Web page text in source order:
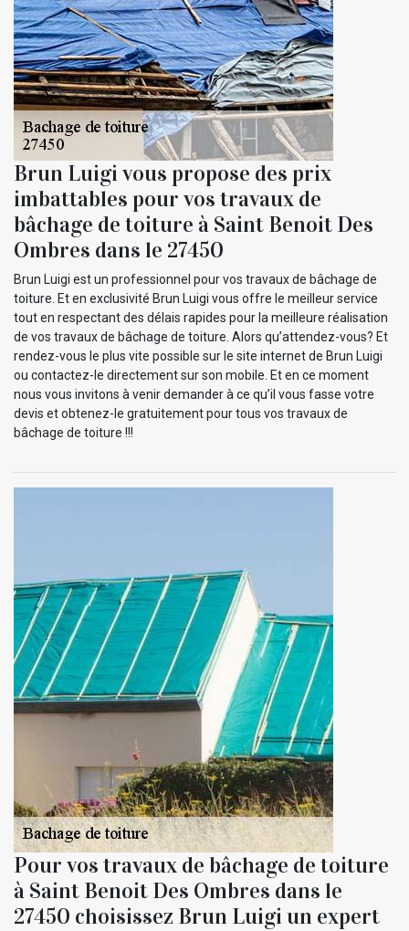
Brun Luigi vous propose des prix
imbattables pour vos travaux de
bâchage de toiture à Saint Benoit Des
Ombres dans le 27450
Brun Luigi est un professionnel pour vos travaux de bâchage de
toiture. Et en exclusivité Brun Luigi vous offre le meilleur service
tout en respectant des délais rapides pour la meilleure réalisation
de vos travaux de bâchage de toiture. Alors qu’attendez-vous? Et
rendez-vous le plus vite possible sur le site internet de Brun Luigi
ou contactez-le directement sur son mobile. Et en ce moment
nous vous invitons à venir demander à ce qu’il vous fasse votre
devis et obtenez-le gratuitement pour tous vos travaux de
bâchage de toiture !!!
Pour vos travaux de bâchage de toiture
à Saint Benoit Des Ombres dans le
27450 choisissez Brun Luigi un expert